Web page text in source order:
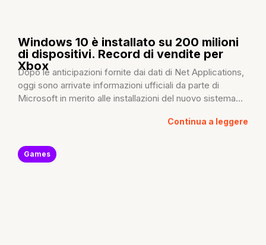
Windows 10 è installato su 200 milioni
di dispositivi. Record di vendite per
Xbox
Dopo le anticipazioni fornite dai dati di Net Applications,
oggi sono arrivate informazioni ufficiali da parte di
Microsoft in merito alle installazioni del nuovo sistema...
Continua a leggere
Games